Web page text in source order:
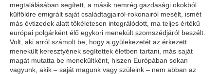
megtalálásában segített, a másik nemrég gazdasági okokból
külföldre emigrált saját családtagjairól-rokonairól mesélt, ismét
más évtizedek alatt tökéletesen integrálódott, ma teljes értékű
európai polgárként élő egykori menekült szomszédjáról beszélt.
Volt, aki arról számolt be, hogy a gyülekezetét az érkezett
menekült keresztyének segítettek életben tartani, más saját
magát mutatta be menekültként, hiszen Európában sokan
vagyunk, akik – saját magunk vagy szüleink – nem abban az